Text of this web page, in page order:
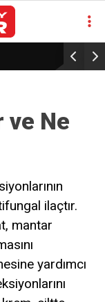
29 Yıllık
ve Ne
ilaçtır.
mantar
yardımcı